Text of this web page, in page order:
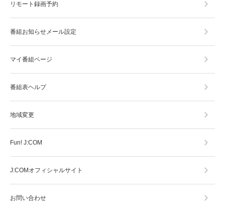
リモート録画予約
番組お知らせメール設定
マイ番組ページ
番組表ヘルプ
地域変更
Fun! J:COM
J:COMオフィシャルサイト
お問い合わせ